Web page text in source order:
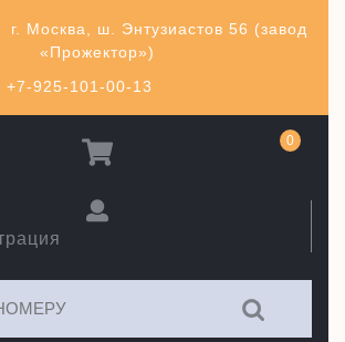
925-101-00-13
г. Москва, ш. Энтузиастов 56 (завод
«Прожектор»)
0